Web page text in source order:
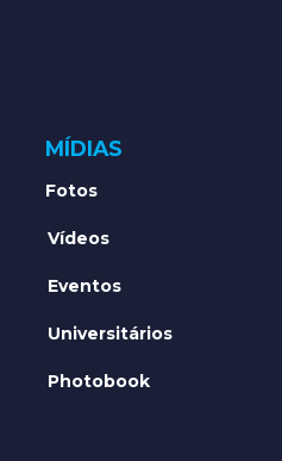
MÍDIAS
Fotos
Vídeos
Eventos
Universitários
Photobook